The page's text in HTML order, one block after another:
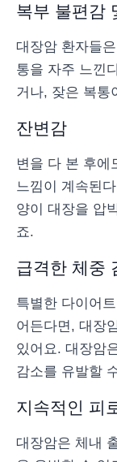
복부 불편감
대장암 환자들
통을 자주 느낀
거나, 잦은 복통
잔변감
변을 다 본 후에
느낌이 계속된
양이 대장을 압
죠.
급격한 체중
특별한 다이어
어든다면, 대장
있어요. 대장암
감소를 유발할
지속적인 피
대장암은 체내